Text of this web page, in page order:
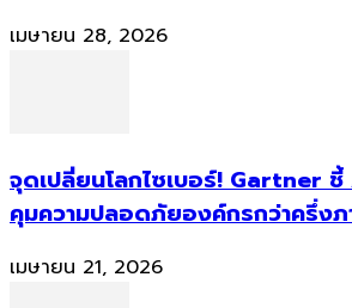
เมษายน 28, 2026
จุดเปลี่ยนโลกไซเบอร์! Gartner ชี้
คุมความปลอดภัยองค์กรกว่าครึ่งภ
เมษายน 21, 2026